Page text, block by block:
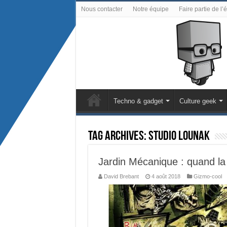
Nous contacter Notre équipe Faire partie de
Techno & gadget Culture geek
Tag Archives:Studio Lounak
Jardin Mécanique : quand
David Brebant 4 août 2018 Gizmo-cool